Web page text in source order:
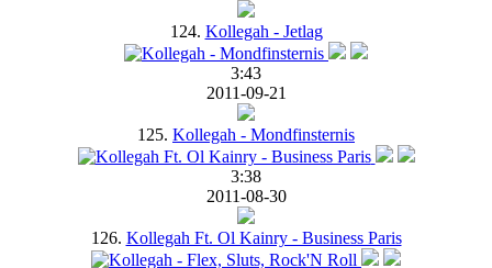
124. Kollegah - Jetlag
3:43
2011-09-21
125. Kollegah - Mondfinsternis
3:38
2011-08-30
126. Kollegah Ft. Ol Kainry - Business Paris